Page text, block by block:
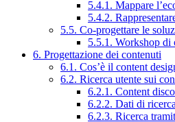
5.4.1. Mappare
5.4.2.
5.5. Co-progettare le
5.5.1. Workshop di
6. Progettazione dei contenuti
6.1. Cos’è il content
6.2. Ricerca utente sui
6.2.1. Content
6.2.2. Dati di
6.2.3. Ricerca